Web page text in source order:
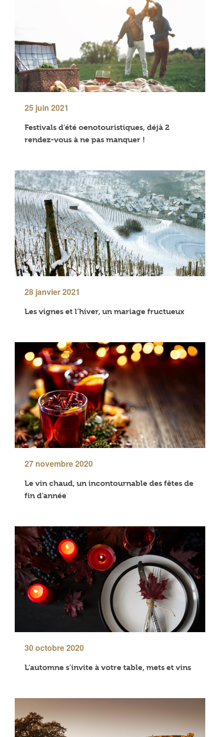
25 juin 2021
Festivals d’été oenotouristiques, déjà 2
rendez-vous à ne pas manquer !
28 janvier 2021
Les vignes et l’hiver, un mariage fructueux
27 novembre 2020
Le vin chaud, un incontournable des fêtes de
fin d’année
30 octobre 2020
L’automne s’invite à votre table, mets et vins